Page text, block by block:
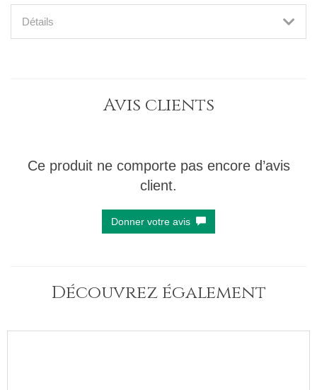
Détails
Avis clients
Ce produit ne comporte pas encore d’avis
client.
Donner votre avis
Découvrez également